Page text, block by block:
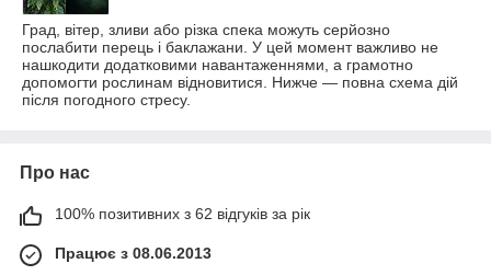
Град, вітер, зливи або різка спека можуть серйозно
послабити перець і баклажани. У цей момент важливо не
нашкодити додатковими навантаженнями, а грамотно
допомогти рослинам відновитися. Нижче — повна схема дій
після погодного стресу.
Про нас
100% позитивних з 62 відгуків за рік
Працює з 08.06.2013